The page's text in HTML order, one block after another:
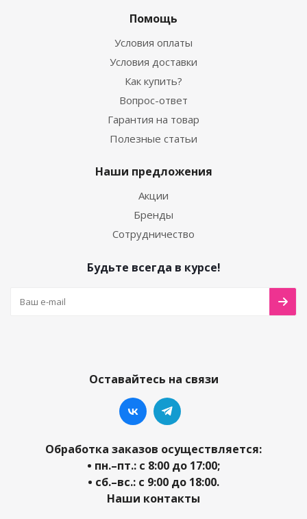
Помощь
Условия оплаты
Условия доставки
Как купить?
Вопрос-ответ
Гарантия на товар
Полезные статьи
Наши предложения
Акции
Бренды
Сотрудничество
Будьте всегда в курсе!
Оставайтесь на связи
Обработка заказов осуществляется:
• пн.–пт.: с 8:00 до 17:00;
• сб.–вс.: с 9:00 до 18:00.
Наши контакты